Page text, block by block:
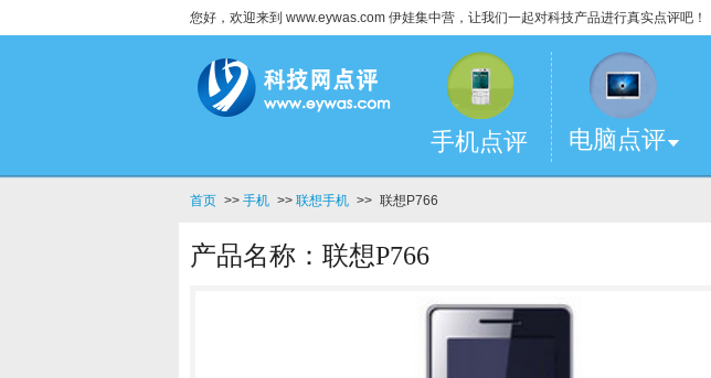
您好，欢迎来到 www.eywas.com 伊娃集中营，让我们一起对科技产品进行真实点评吧！
手机点评 电脑点评
首页 >> 手机 >> 联想手机 >> 联想P766
产品名称：联想P766